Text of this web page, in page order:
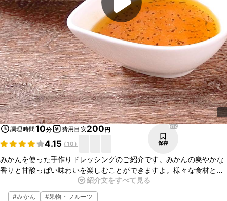
調理時間10分 費用目安200円
4.15 (10)
614
保存
みかんを使った手作りドレッシングのご紹介です。みかんの爽やかな
香りと甘酸っぱい味わいを楽しむことができますよ。様々な食材と相
性がよいので、お好みのサラダにかけてお召し上がりくださいね。簡
単に作ることができるので、ぜひお試しください。
紹介文をすべて見る
#みかん #果物・フルーツ